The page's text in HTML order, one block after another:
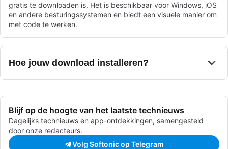
gratis te downloaden is. Het is beschikbaar voor Windows, iOS
en andere besturingssystemen en biedt een visuele manier om
met code te werken.
Hoe jouw download installeren?
Blijf op de hoogte van het laatste technieuws
Dagelijks technieuws en app-ontdekkingen, samengesteld
door onze redacteurs.
Volg Softonic op Telegram